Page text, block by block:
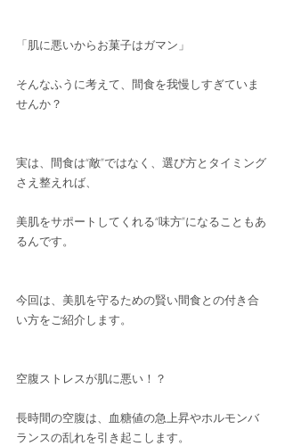
「肌に悪いからお菓子はガマン」
そんなふうに考えて、間食を我慢しすぎていま
せんか？
実は、間食は“敵”ではなく、選び方とタイミング
さえ整えれば、
美肌をサポートしてくれる“味方”になることもあ
るんです。
今回は、美肌を守るための賢い間食との付き合
い方をご紹介します。
空腹ストレスが肌に悪い！？
長時間の空腹は、血糖値の急上昇やホルモンバ
ランスの乱れを引き起こします。